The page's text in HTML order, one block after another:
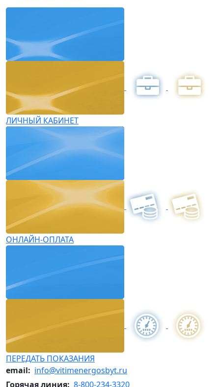
ЛИЧНЫЙ КАБИНЕТ
ОНЛАЙН-ОПЛАТА
ПЕРЕДАТЬ ПОКАЗАНИЯ
email: info@vitimenergosbyt.ru
Горячая линия: 8-800-234-3320